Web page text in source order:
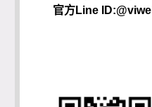
官方Line ID:@viwell